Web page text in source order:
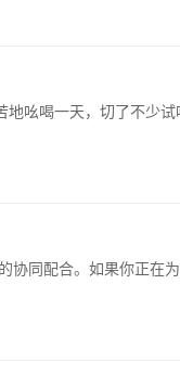
吆喝一天，切了不少
协同配合。如果你正在